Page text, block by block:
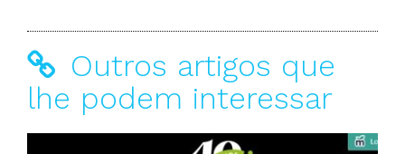
Outros artigos que
lhe podem interessar